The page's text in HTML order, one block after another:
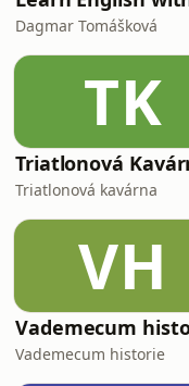
Dagmar Tomášková
TK
Triatlonová
Triatlonová kavárna
VH
Vademecum
Vademecum historie